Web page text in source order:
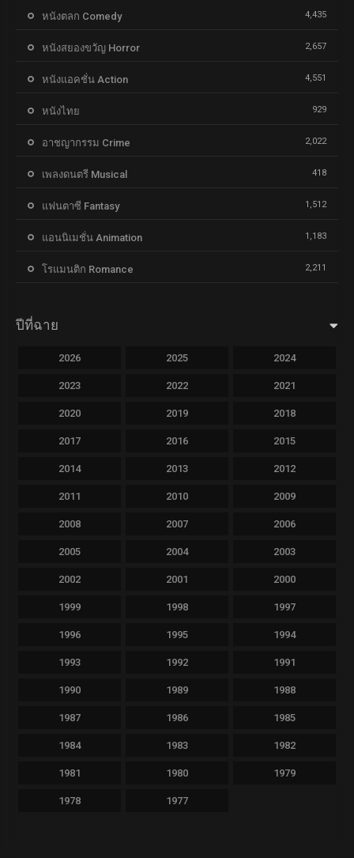
หนังตลก Comedy 4,435
หนังสยองขวัญ Horror 2,657
หนังแอคชั่น Action 4,551
หนังไทย 929
อาชญากรรม Crime 2,022
เพลงดนตรี Musical 418
แฟนตาซี Fantasy 1,512
แอนนิเมชั่น Animation 1,183
โรแมนติก Romance 2,211
ปีที่ฉาย
2026 2025 2024
2023 2022 2021
2020 2019 2018
2017 2016 2015
2014 2013 2012
2011 2010 2009
2008 2007 2006
2005 2004 2003
2002 2001 2000
1999 1998 1997
1996 1995 1994
1993 1992 1991
1990 1989 1988
1987 1986 1985
1984 1983 1982
1981 1980 1979
1978 1977